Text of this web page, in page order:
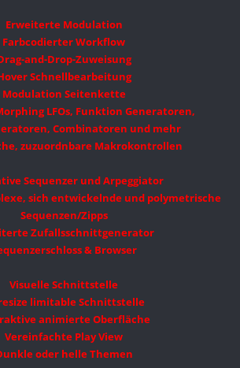
Erweiterte Modulation
Farbcodierter Workflow
and-Drop-Zuweisung
Schnellbearbeitung
Modulation Seitenkette
LFOs, Funktion Generatoren,
Combinatoren und mehr
zuzuordnbare Makrokontrollen
Sequenzer und Arpeggiator
sich entwickelnde und polymetrische
Sequenzen/Zipps
Zufallsschnittgenerator
& Browser
Visuelle Schnittstelle
limitable Schnittstelle
animierte Oberfläche
Vereinfachte Play View
oder helle Themen